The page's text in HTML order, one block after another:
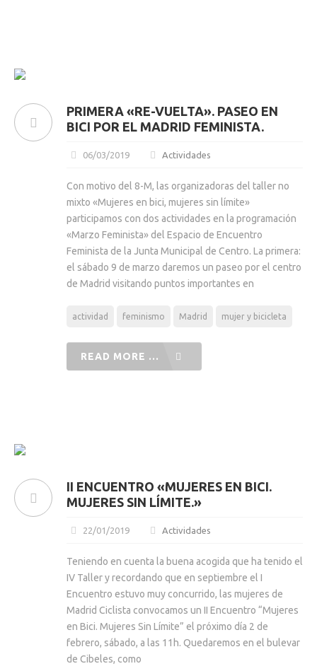
PRIMERA «RE-VUELTA». PASEO EN
BICI POR EL MADRID FEMINISTA.
06/03/2019 Actividades
Con motivo del 8-M, las organizadoras del taller no
mixto «Mujeres en bici, mujeres sin límite»
participamos con dos actividades en la programación
«Marzo Feminista» del Espacio de Encuentro
Feminista de la Junta Municipal de Centro. La primera:
el sábado 9 de marzo daremos un paseo por el centro
de Madrid visitando puntos importantes en
actividad feminismo Madrid mujer y bicicleta
READ MORE ...
II ENCUENTRO «MUJERES EN BICI.
MUJERES SIN LÍMITE.»
22/01/2019 Actividades
Teniendo en cuenta la buena acogida que ha tenido el
IV Taller y recordando que en septiembre el I
Encuentro estuvo muy concurrido, las mujeres de
Madrid Ciclista convocamos un II Encuentro “Mujeres
en Bici. Mujeres Sin Límite” el próximo día 2 de
febrero, sábado, a las 11h. Quedaremos en el bulevar
de Cibeles, como